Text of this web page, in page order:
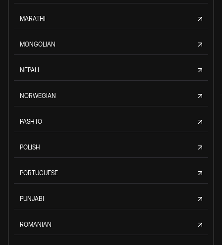
MARATHI
MONGOLIAN
NEPALI
NORWEGIAN
PASHTO
POLISH
PORTUGUESE
PUNJABI
ROMANIAN